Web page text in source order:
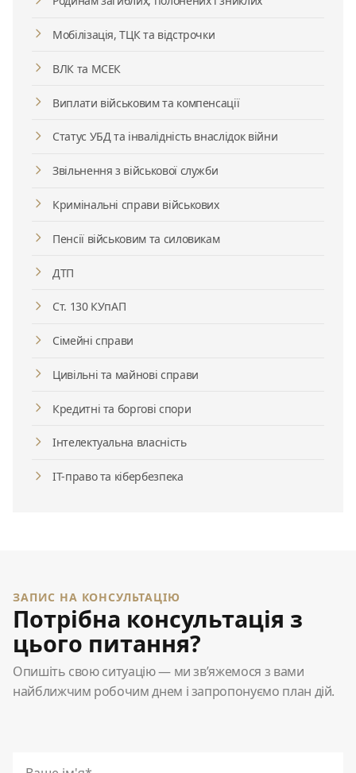
Мобілізація, ТЦК та відстрочки
ВЛК та МСЕК
Виплати військовим та компенсації
Статус УБД та інвалідність внаслідок війни
Звільнення з військової служби
Кримінальні справи військових
Пенсії військовим та силовикам
ДТП
Ст. 130 КУпАП
Сімейні справи
Цивільні та майнові справи
Кредитні та боргові спори
Інтелектуальна власність
ІТ-право та кібербезпека
ЗАПИС НА КОНСУЛЬТАЦІЮ
Потрібна консультація з
цього питання?
Опишіть свою ситуацію — ми зв’яжемося з вами
найближчим робочим днем і запропонуємо план дій.